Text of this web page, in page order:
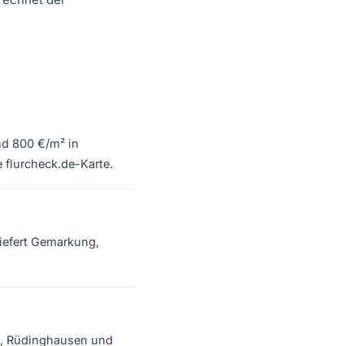
800 €/m² in
flurcheck.de-Karte.
Gemarkung,
Rüdinghausen und